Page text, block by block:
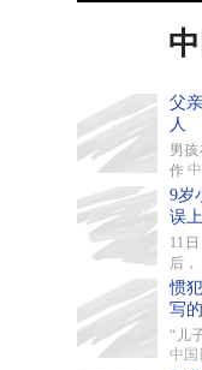
父
人
男
作
9岁
误
11
后，
惯
写
“儿
中国